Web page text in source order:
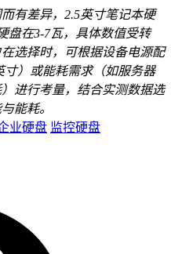
有差异，2.5英寸笔记本硬
盘在3-7瓦，具体数值受转
选择时，可根据设备电源配
寸）或能耗需求（如服务器
进行考量，结合实测数据选
能耗。
业硬盘 监控硬盘